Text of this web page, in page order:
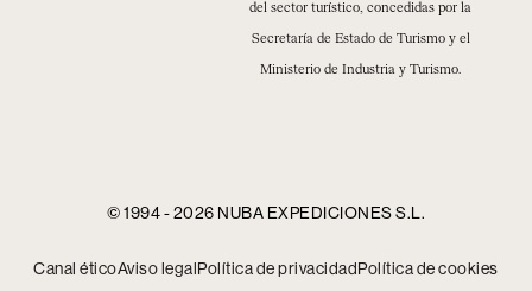
del sector turístico, concedidas por la
Secretaría de Estado de Turismo y el
Ministerio de Industria y Turismo.
© 1994 - 2026 NUBA EXPEDICIONES S.L.
Canal éticoAviso legal Política de privacidad Política de cookies